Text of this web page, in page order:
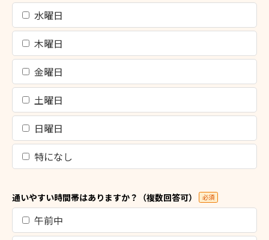
水曜日
木曜日
金曜日
土曜日
日曜日
特になし
通いやすい時間帯はありますか？（複数回答可） 必須
午前中